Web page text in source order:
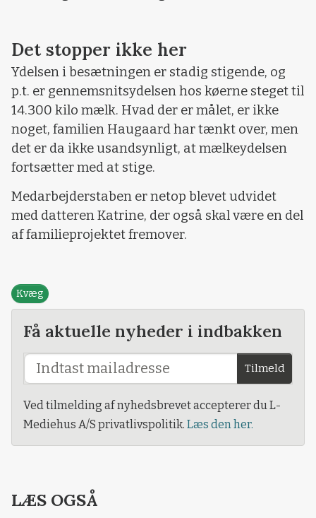
Det stopper ikke her
Ydelsen i besætningen er stadig stigende, og
p.t. er gennemsnitsydelsen hos køerne steget til
14.300 kilo mælk. Hvad der er målet, er ikke
noget, familien Haugaard har tænkt over, men
det er da ikke usandsynligt, at mælkeydelsen
fortsætter med at stige.
Medarbejderstaben er netop blevet udvidet
med datteren Katrine, der også skal være en del
af familieprojektet fremover.
Kvæg
Få aktuelle nyheder i indbakken
Tilmeld
Ved tilmelding af nyhedsbrevet accepterer du L-
Mediehus A/S privatlivspolitik. Læs den her.
LÆS OGSÅ